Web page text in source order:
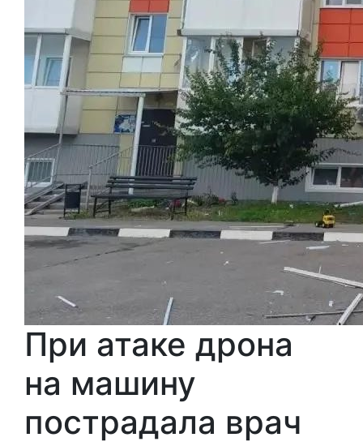
При атаке дрона
на машину
пострадала врач